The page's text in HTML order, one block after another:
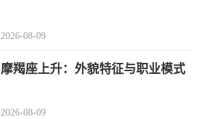
2026-08-09
摩羯座上升：外貌特征与职业模式
2026-08-09